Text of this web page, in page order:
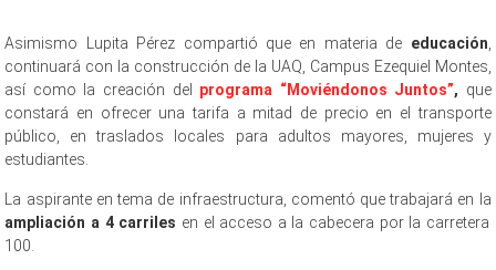
Asimismo Lupita Pérez compartió que en materia de educación
continuará con la construcción de la UAQ, Campus Ezequiel Montes,
así como la creación del programa “Moviéndonos Juntos”, que
constará en ofrecer una tarifa a mitad de precio en el transporte
público, en traslados locales para adultos mayores, mujeres y
estudiantes.
La aspirante en tema de infraestructura, comentó que trabajará en la
ampliación a 4 carriles en el acceso a la cabecera por la carretera
100.